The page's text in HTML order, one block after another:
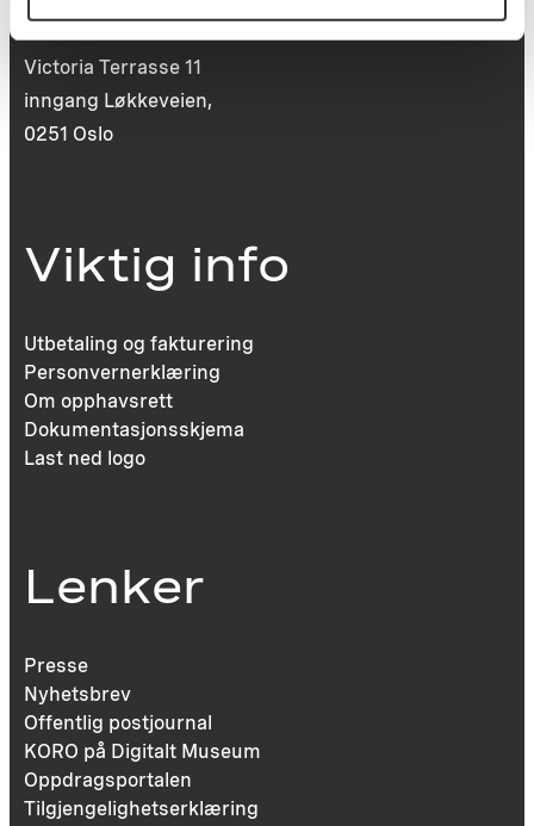
Victoria Terrasse 11
inngang Løkkeveien,
0251 Oslo
Viktig info
Utbetaling og fakturering
Personvernerklæring
Om opphavsrett
Dokumentasjonsskjema
Last ned logo
Lenker
Presse
Nyhetsbrev
Offentlig postjournal
KORO på Digitalt Museum
Oppdragsportalen
Tilgjengelighetserklæring